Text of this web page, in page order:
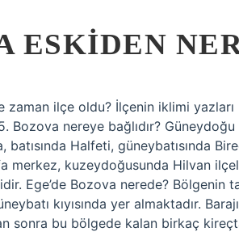
ESKIDEN
zaman ilçe oldu? İlçenin iklimi
Bozova nereye bağlıdır? Güneydoğu
batısında Halfeti, güneybatısında
merkez, kuzeydoğusunda Hilvan
Ege’de Bozova nerede? Bölgenin
kıyısında yer almaktadır.
sonra bu bölgede kalan birkaç